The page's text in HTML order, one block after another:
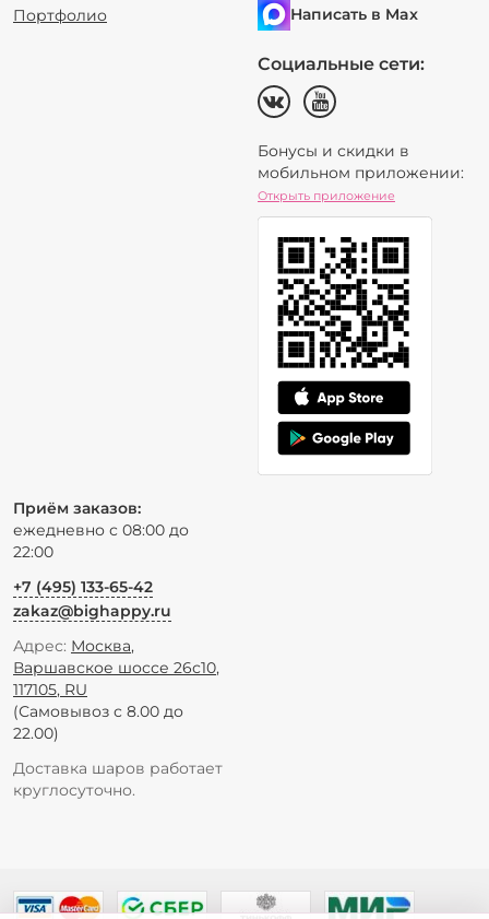
Портфолио
Написать в Max
Социальные сети:
Бонусы и скидки в
мобильном приложении:
Открыть приложение
Приём заказов:
ежедневно с 08:00 до
22:00
+7 (495) 133-65-42
zakaz@bighappy.ru
Адрес: Москва,
Варшавское шоссе 26с10,
117105, RU
(Самовывоз с 8.00 до
22.00)
Доставка шаров работает
круглосуточно.